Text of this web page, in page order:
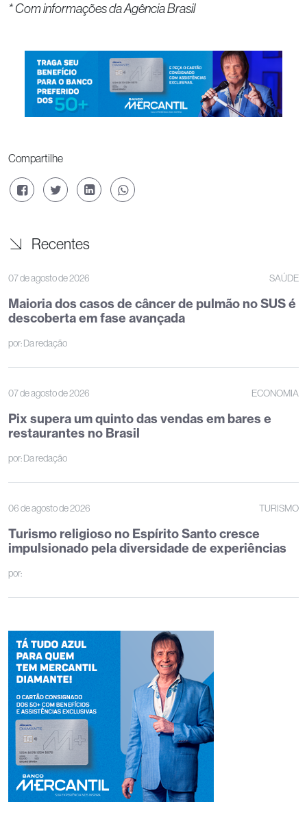
* Com informações da Agência Brasil
Compartilhe
Recentes
07 de agosto de 2026 SAÚDE
Maioria dos casos de câncer de pulmão no SUS é
descoberta em fase avançada
por:Da redação
07 de agosto de 2026 ECONOMIA
Pix supera um quinto das vendas em bares e
restaurantes no Brasil
por:Da redação
06 de agosto de 2026 TURISMO
Turismo religioso no Espírito Santo cresce
impulsionado pela diversidade de experiências
por: